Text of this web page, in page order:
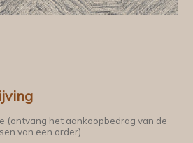
(ontvang het aankoopbedrag van de
van een order).